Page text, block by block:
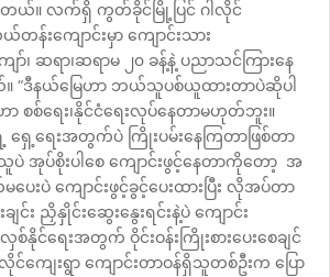
တယ်။ လက်ရှိ ကွတ်ခိုင်မြို့ပြင် ဂါလိုင်
န်းကျောင်းမှာ ကျောင်းသား
ျော်၊ ဆရာ၊ဆရာမ ၂၀ ခန့်နဲ့ ပညာသင်ကြားနေ
။ “ဒီနယ်မြေဟာ ဘယ်သူပစ်ယူထားတာပဲဆိုပါ
ာ စစ်ရေး၊နိုင်ငံရေးလုပ်နေတာမဟုတ်ဘူး။
ေ့ရေးအတွက်ပဲ ကြိုးပမ်းနေကြတာဖြစ်တာ
အုပ်စိုးပါစေ ကျောင်းဖွင့်နေတာကိုတော့ အ
းပဲ ကျောင်းဖွင့်ခွင့်ပေးထားပြီး လိုအပ်တာ
င်း ညှိနှိုင်းဆွေးနွေးရင်းနဲ့ပဲ ကျောင်း
င်ရေးအတွက် ဝိုင်းဝန်းကြိုးစားပေးစေချင်
ကျေးရွာ ကျောင်းတာဝန်ရှိသူတစ်ဦးက ပြော